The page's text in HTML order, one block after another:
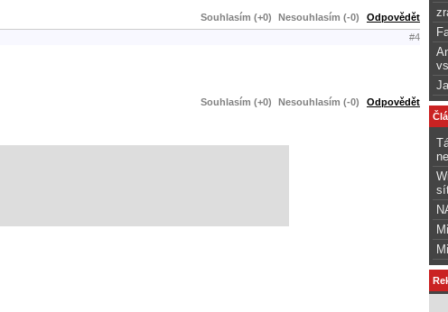
Souhlasím (+0) Nesouhlasím (-0) Odpovědět
#4
Souhlasím (+0) Nesouhlasím (-0) Odpovědět